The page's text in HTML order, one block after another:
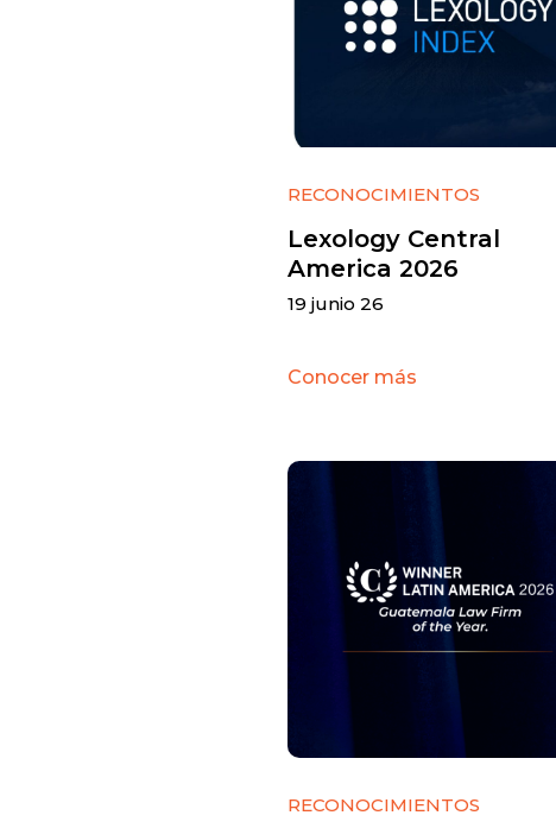
RECONOCIMIENTOS
Lexology Central
America 2026
19 junio 26
Conocer más
RECONOCIMIENTOS